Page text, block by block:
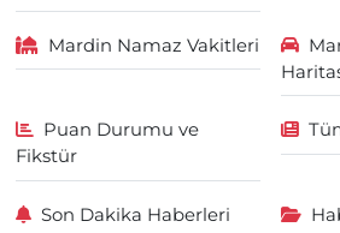
Mardin Namaz Vakitleri
Puan Durumu ve
Fikstür
Son Dakika Haberleri